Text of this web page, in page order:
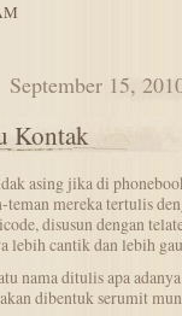
September 15,
Kontak
asing jika di
teman mereka tertulis
disusun dengan
lebih cantik dan lebih
nama ditulis apa
dibentuk serumit